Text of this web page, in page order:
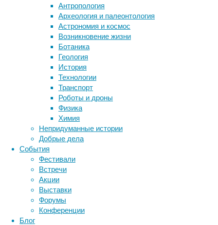
Антропология
Археология и палеонтология
Астрономия и космос
Возникновение жизни
Ботаника
Геология
История
Технологии
Транспорт
Роботы и дроны
Физика
Химия
Непридуманные истории
Добрые дела
События
Фестивали
Встречи
Акции
Выставки
Форумы
Конференции
Блог
живого
мозга
человека,
назвали
они
её
«изображение
плотности
синапсов»
(synaptic
density
imaging),
о
чём
написали
в
Science
Translational
Medicine
Картирование
Метки
ДНК бактерии биология
биотехнология вирусы
генетика дети
здоровье
инструменты и методы
исследования
лекарства медицина
мозг наука неврология
нейробиология
нейрофизиология
поведение
сон социальные проблемы
физиология
эмоции эпидемия